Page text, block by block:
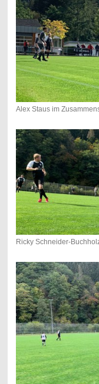
Alex Staus im
Ricky Schneider-